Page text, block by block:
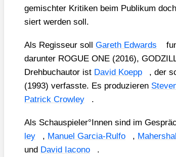
gemisch­ter Kri­ti­ken beim Publi­kum
siert wer­den soll.
Als Regis­seur soll Gareth Edwards
dar­un­ter ROGUE ONE (2016),
Dreh­buch­au­tor ist David Koepp
, der
(1993) ver­fass­te. Es pro­du­zie­ren
Patrick Crow­ley
.
Als Schauspieler°Innen sind im
ley
, Manu­el Gar­cia-Rul­fo ,
und David Iaco­no .